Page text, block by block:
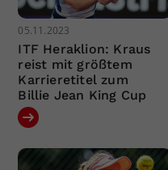
05.11.2023
ITF Heraklion: Kraus
reist mit größtem
Karrieretitel zum
Billie Jean King Cup